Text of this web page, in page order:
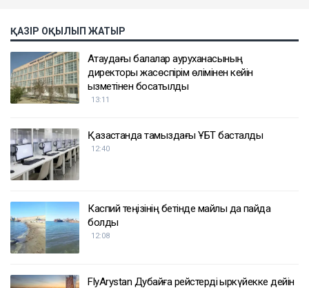
ҚАЗІР ОҚЫЛЫП ЖАТЫР
Ақтаудағы балалар ауруханасының
директоры жасөспірім өлімінен кейін
қызметінен босатылды
13:11
Қазақстанда тамыздағы ҰБТ басталды
12:40
Каспий теңізінің бетінде майлы дақ пайда
болды
12:08
FlyArystan Дубайға рейстерді қыркүйекке дейін